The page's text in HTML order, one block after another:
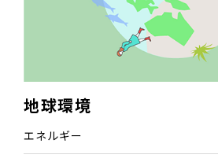
地球環境
エネルギー